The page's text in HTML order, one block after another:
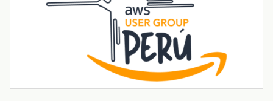
Tendencias transformadoras en robótica industrial para 2026 y
La robótica industrial ya no crece de forma constante — está
acelerando. Las instalaciones globales de robots industriales
superaron las 590.000 unidades en 2023 y se proyecta que